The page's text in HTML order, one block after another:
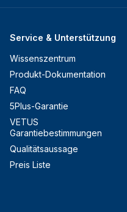
Service & Unterstützung
Wissenszentrum
Produkt-Dokumentation
FAQ
5Plus-Garantie
VETUS
Garantiebestimmungen
Qualitätsaussage
Preis Liste